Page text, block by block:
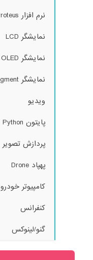
نرم افزار Proteus
نمایشگر LCD
نمایشگر OLED
نمایشگر Segment
ویدیو
پایتون Python
پردازش تصویر
پهپاد Drone
کامپیوتر خودرو ECU
کنفرانس
گنو/لینوکس